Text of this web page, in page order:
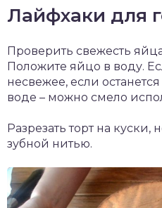
Лайфхаки для
Проверить свежесть
Положите яйцо в воду.
несвежее, если
воде – можно смело
Разрезать торт на
зубной нитью.